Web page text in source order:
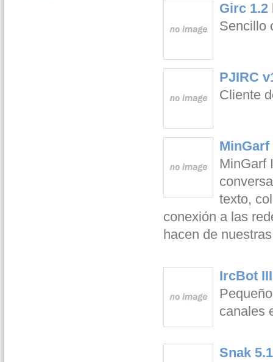
Girc 1.2
Sencillo
PJIRC
Cliente
MinGarf
MinGarf
texto,
conexión a las
hacen de
IrcBot
canales
Snak